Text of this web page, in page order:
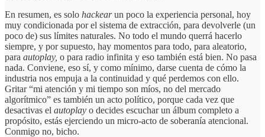
En resumen, es solo hackearun poco la experiencia personal, hoy
muy condicionada por el sistema de extracción, para devolverle (un
poco de) sus límites naturales. No todo el mundo querrá hacerlo
siempre, y por supuesto, hay momentos para todo, para aleatorio,
para autoplay, o para radio infinita y eso también está bien. No pasa
nada. Conviene, eso sí, y como mínimo, darse cuenta de cómo la
industria nos empuja a la continuidad y qué perdemos con ello.
Gritar “mi atención y mi tiempo son míos, no del mercado
algorítmico” es también un acto político, porque cada vez que
desactivas el autoplay o decides escuchar un álbum completo a
propósito, estás ejerciendo un micro-acto de soberanía atencional.
Conmigo no, bicho.